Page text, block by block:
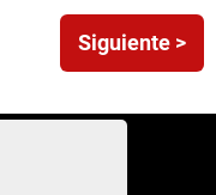
Siguiente >